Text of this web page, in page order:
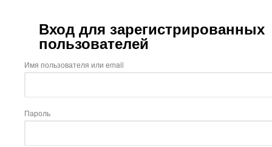
Вход для зарегистрированных
пользователей
Имя пользователя или email
Пароль